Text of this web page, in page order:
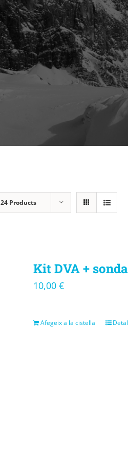
24 Products
Kit DVA +
10,00 €
Afegeix a la cistella